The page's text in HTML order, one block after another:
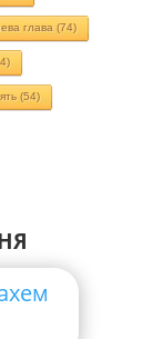
глава (74)
(54)